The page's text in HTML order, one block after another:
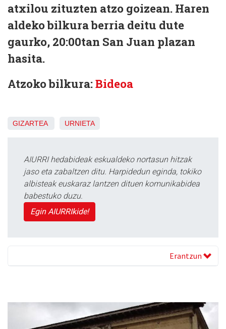
atxilou zituzten atzo goizean. Haren
aldeko bilkura berria deitu dute
gaurko, 20:00tan San Juan plazan
hasita.
Atzoko bilkura:Bideoa
GIZARTEA URNIETA
AIURRI hedabideak eskualdeko nortasun hitzak
jaso eta zabaltzen ditu. Harpidedun eginda, tokiko
albisteak euskaraz lantzen dituen komunikabidea
babestuko duzu.
Egin AIURRIkide!
Erantzun